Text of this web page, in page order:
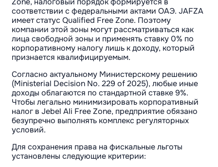
соответствии с федеральными актами ОАЭ. JAFZA
имеет статус Qualified Free Zone. Поэтому
компании этой зоны могут рассматриваться как
лица свободной зоны и применять ставку 0% по
корпоративному налогу лишь к доходу, который
признается квалифицируемым.
Согласно актуальному Министерскому решению
(Ministerial Decision No. 229 of 2025), любые иные
доходы облагаются по стандартной ставке 9%.
Чтобы легально минимизировать корпоративный
налог в Jebel Ali Free Zone, предприятие обязано
безупречно выполнять комплекс регуляторных
условий.
Для сохранения права на фискальные льготы
установлены следующие критерии: